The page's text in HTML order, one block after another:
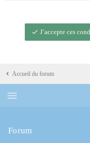
J’accepte ces
Accueil du forum
Forum